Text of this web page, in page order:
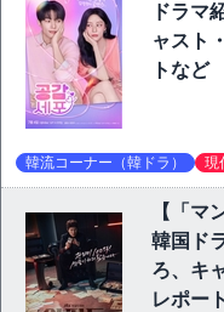
ドラマ
ャスト
トなど
韓流コーナー（韓ドラ） 現
【「マ
韓国ド
ろ、キ
レポー